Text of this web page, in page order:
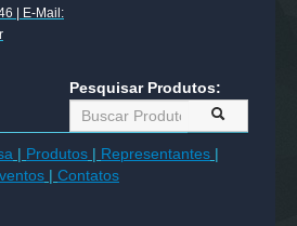
| E-Mail:
Pesquisar Produtos:
Produtos Representantes
Contatos